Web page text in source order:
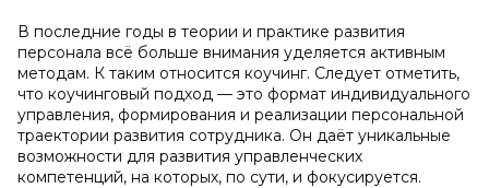
В последние годы в теории и практике развития
персонала всё больше внимания уделяется активным
методам. К таким относится коучинг. Следует отметить,
что коучинговый подход — это формат индивидуального
управления, формирования и реализации персональной
траектории развития сотрудника. Он даёт уникальные
возможности для развития управленческих
компетенций, на которых, по сути, и фокусируется.